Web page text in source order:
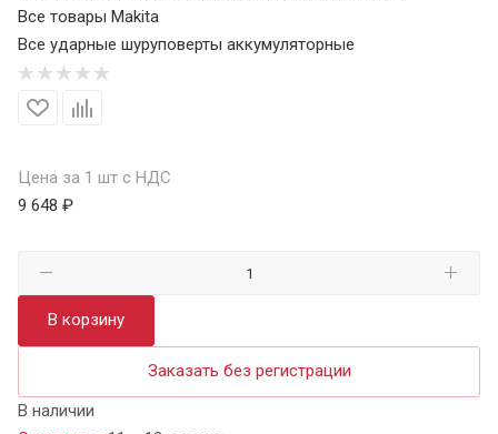
Все товары Makita
Все ударные шуруповерты аккумуляторные
Цена за 1 шт с НДС
9 648 ₽
В корзину
Заказать без регистрации
В наличии